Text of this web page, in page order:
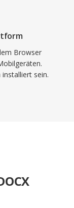
Browser
sein.